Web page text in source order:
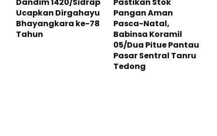
Ucapkan Dirgahayu
Bhayangkara ke-78
Tahun
Pangan Aman
Pasca-Natal,
Babinsa Koramil
05/Dua Pitue Pantau
Pasar Sentral Tanru
Tedong